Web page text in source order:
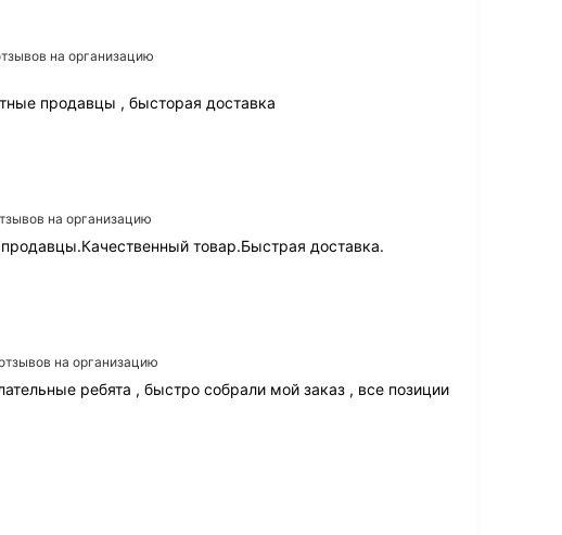
на организацию
продавцы , бысторая доставка
на организацию
товар.Быстрая доставка.
на организацию
ребята , быстро собрали мой заказ , все позиции